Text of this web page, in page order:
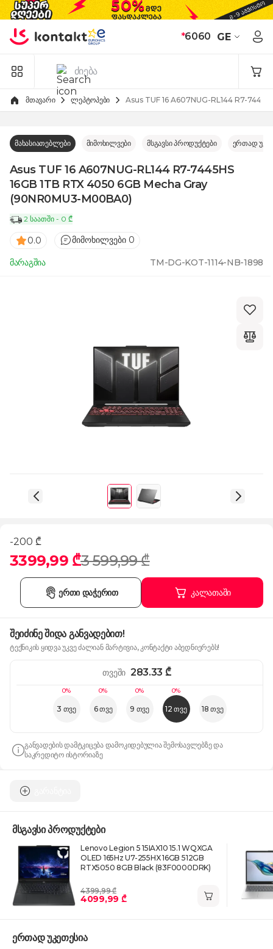
Skip to Content
*6060 GE
მთავარი ლეპტოპები Asus TUF 16 A607NUG-RL144 R7-
მახასიათებლები მიმოხილვები მსგავსი პროდუქტები ერთად
Asus TUF 16 A607NUG-RL144 R7-7445HS
16GB 1TB RTX 4050 6GB Mecha Gray
(90NR0MU3-M00BA0)
2 საათში - 0 ₾
0.0 მიმოხილვები 0
მარაგშია TM-DG-KOT-1114-NB-1898
-200 ₾
3399,99 ₾3 599,99 ₾
კალათაში
ერთი დაჭერით
შეიძინე შიდა განვადებით!
ტექნიკის ყიდვა უკვე ძალიან მარტივია, კონტაქტი აბედნიერებს!
0%
3 თვე
0%
6 თვე
0%
9 თვე
0%
12 თვე 18 თვე
თვეში 283.33 ₾
განვადების დამტკიცება დამოკიდებულია შემოსავლებზე და
საკრედიტო ისტორიაზე
მსგავსი პროდუქტები
Lenovo Legion 5 15IAX10 15.1 WQXGA
OLED 165Hz U7-255HX 16GB 512GB
RTX5050 8GB Black (83F0000DRK)
4399,99 ₾
4099,99 ₾
ერთად უკეთესია